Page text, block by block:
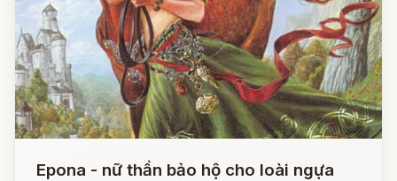
Epona - nữ thần bảo hộ cho loài ngựa